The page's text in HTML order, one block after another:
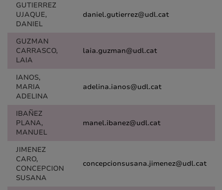
GUTIERREZ
UJAQUE,
DANIEL
daniel.gutierrez@udl.cat
GUZMAN
CARRASCO,
LAIA
laia.guzman@udl.cat
IANOS,
MARIA
ADELINA
adelina.ianos@udl.cat
IBAÑEZ
PLANA,
MANUEL
manel.ibanez@udl.cat
JIMENEZ
CARO,
CONCEPCION
SUSANA
concepcionsusana.jimenez@udl.cat